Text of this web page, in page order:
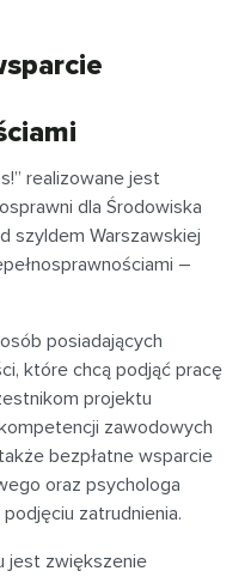
realizowane jest
dla Środowiska
szyldem Warszawskiej
–
posiadających
które chcą podjąć pracę
projektu
zawodowych
bezpłatne wsparcie
oraz psychologa
zatrudnienia.
jest zwiększenie